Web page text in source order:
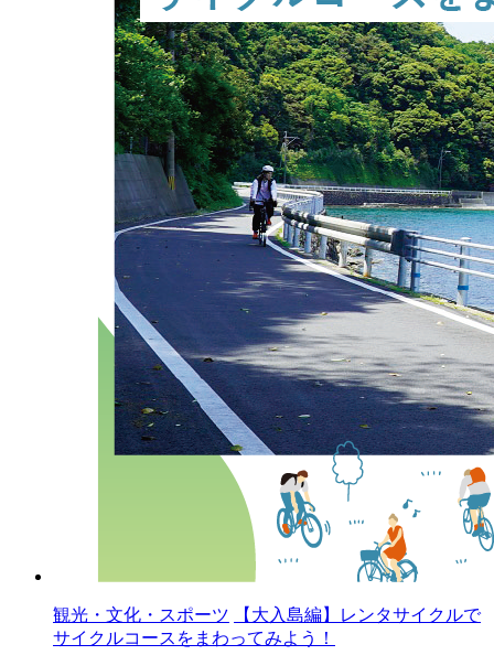
観光・文化・スポーツ
【大入島編】レンタサイクルで
サイクルコースをまわってみよう！